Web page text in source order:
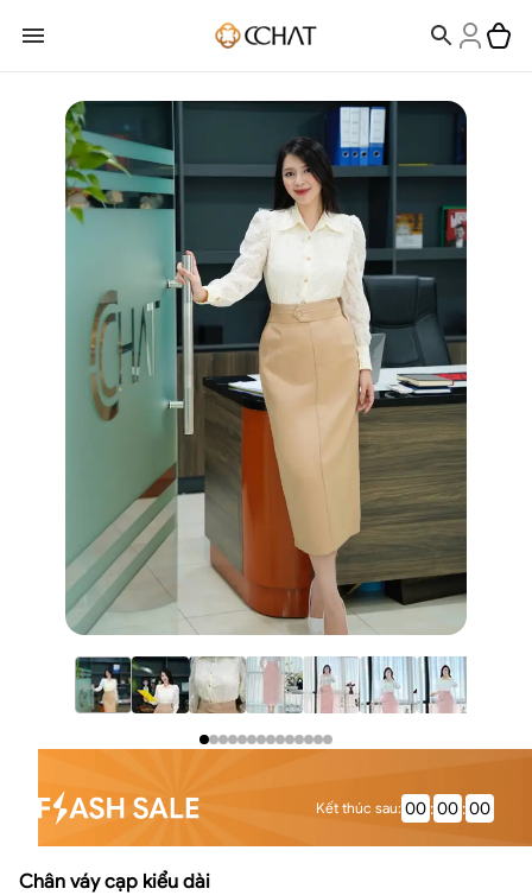
Kết thúc sau: 00 :00:00
Chân váy cạp kiểu dài